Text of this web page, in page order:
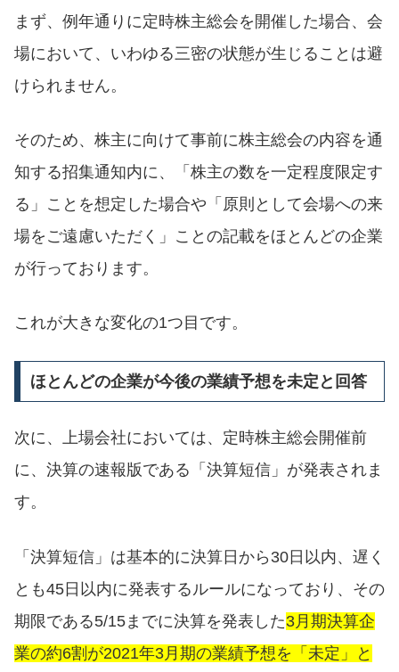
まず、例年通りに定時株主総会を開催した場合、会
場において、いわゆる三密の状態が生じることは避
けられません。
そのため、株主に向けて事前に株主総会の内容を通
知する招集通知内に、「株主の数を一定程度限定す
る」ことを想定した場合や「原則として会場への来
場をご遠慮いただく」ことの記載をほとんどの企業
が行っております。
これが大きな変化の1つ目です。
ほとんどの企業が今後の業績予想を未定と回答
次に、上場会社においては、定時株主総会開催前
に、決算の速報版である「決算短信」が発表されま
す。
「決算短信」は基本的に決算日から30日以内、遅く
とも45日以内に発表するルールになっており、その
期限である5/15までに決算を発表した3月期決算企
業の約6割が2021年3月期の業績予想を「未定」と